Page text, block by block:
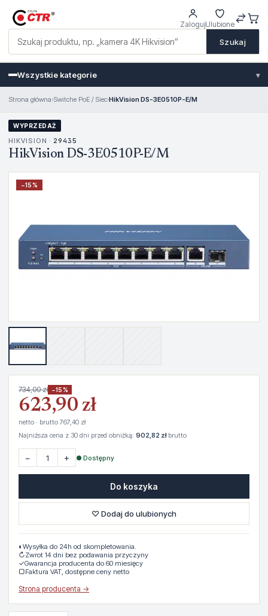
Szukaj
ZalogujUlubione
Wszystkie kategorie ▾
Strona główna›Switche PoE / Siec›HikVision DS-3E0510P-E/M
WYPRZEDAŻ
HIKVISION · 29435
HikVision DS-3E0510P-E/M
−15%
734,00 zł −15%
623,90 zł
netto · brutto 767,40 zł
Najniższa cena z 30 dni przed obniżką: 902,82 złbrutto
− + ● Dostępny
Do koszyka
♡ Dodaj do ulubionych
◐ Wysyłka do 24h od skompletowania.
↻Zwrot 14 dni bez podawania przyczyny
✓Gwarancja producenta do 60 miesięcy
▢Faktura VAT, dostępne ceny netto
Strona producenta →